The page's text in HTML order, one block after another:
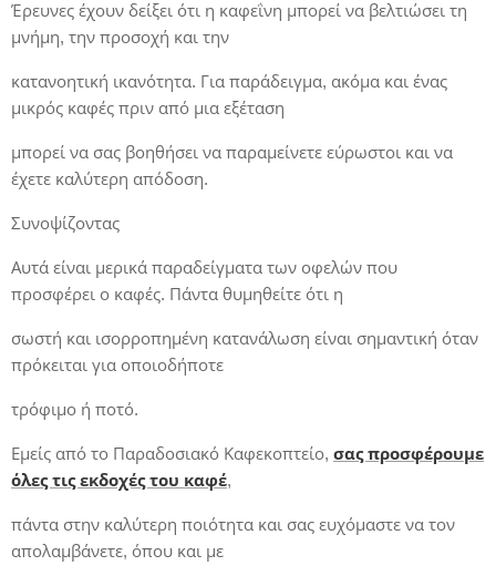
Έρευνες έχουν δείξει ότι η καφεΐνη μπορεί να βελτιώσει τη
μνήμη, την προσοχή και την
κατανοητική ικανότητα. Για παράδειγμα, ακόμα και ένας
μικρός καφές πριν από μια εξέταση
μπορεί να σας βοηθήσει να παραμείνετε εύρωστοι και να
έχετε καλύτερη απόδοση.
Συνοψίζοντας
Αυτά είναι μερικά παραδείγματα των οφελών που
προσφέρει ο καφές. Πάντα θυμηθείτε ότι η
σωστή και ισορροπημένη κατανάλωση είναι σημαντική όταν
πρόκειται για οποιοδήποτε
τρόφιμο ή ποτό.
Εμείς από το Παραδοσιακό Καφεκοπτείο, σας προσφέρουμε
όλες τις εκδοχές του καφέ,
πάντα στην καλύτερη ποιότητα και σας ευχόμαστε να τον
απολαμβάνετε, όπου και με